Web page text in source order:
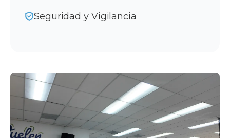
Seguridad y Vigilancia